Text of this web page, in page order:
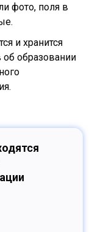
фото, поля в
и хранится
образовании